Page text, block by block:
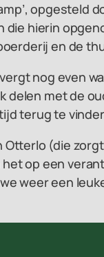
die hierin
en de
nog even
met de
terug te
(die
op een
weer een